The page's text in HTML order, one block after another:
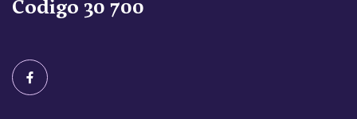
Codigo 30 700